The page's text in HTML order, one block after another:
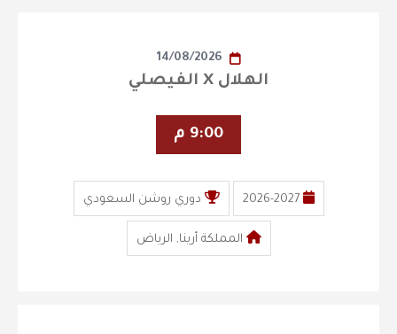
14/08/2026
الهلال X الفيصلي
9:00 م
2026-2027 دوري روشن السعودي
المملكة أرينا, الرياض